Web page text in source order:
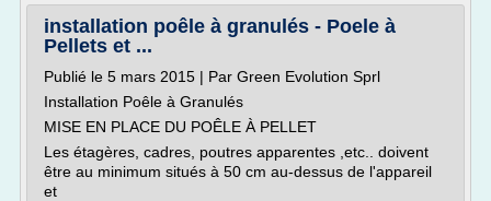
installation poêle à granulés - Poele à
Pellets et ...
Publié le 5 mars 2015 | Par Green Evolution Sprl
Installation Poêle à Granulés
MISE EN PLACE DU POÊLE À PELLET
Les étagères, cadres, poutres apparentes ,etc.. doivent
être au minimum situés à 50 cm au-dessus de l'appareil
et